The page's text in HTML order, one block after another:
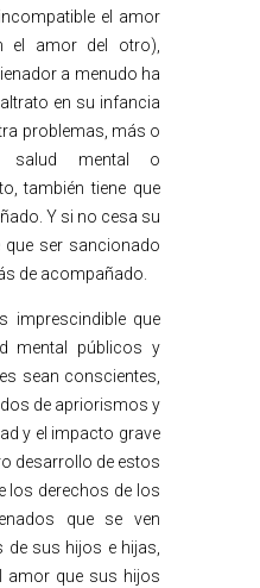
el amor
el amor del otro),
a menudo ha
en su infancia
problemas, más o
salud mental o
también tiene que
Y si no cesa su
que ser sancionado
de acompañado.
imprescindible que
mental públicos y
sean conscientes,
de apriorismos y
y el impacto grave
desarrollo de estos
los derechos de los
que se ven
de sus hijos e hijas,
amor que sus hijos